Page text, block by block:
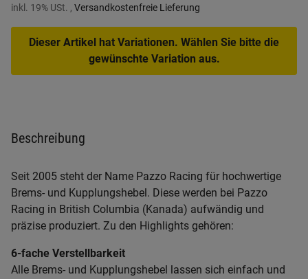
inkl. 19% USt. , Versandkostenfreie Lieferung
Dieser Artikel hat Variationen. Wählen Sie bitte die
gewünschte Variation aus.
Beschreibung
Seit 2005 steht der Name Pazzo Racing für hochwertige
Brems- und Kupplungshebel. Diese werden bei Pazzo
Racing in British Columbia (Kanada) aufwändig und
präzise produziert. Zu den Highlights gehören:
6-fache Verstellbarkeit
Alle Brems- und Kupplungshebel lassen sich einfach und